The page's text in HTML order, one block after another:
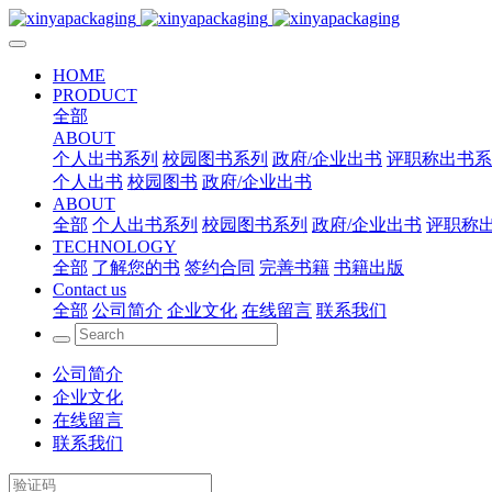
HOME
PRODUCT
全部
ABOUT
个人出书系列 校园图书系列 政府/企业出书 评职称出书系
个人出书 校园图书 政府/企业出书
ABOUT
全部 个人出书系列 校园图书系列 政府/企业出书 评职称
TECHNOLOGY
全部 了解您的书 签约合同 完善书籍 书籍出版
Contact us
全部 公司简介 企业文化 在线留言 联系我们
公司简介
企业文化
在线留言
联系我们